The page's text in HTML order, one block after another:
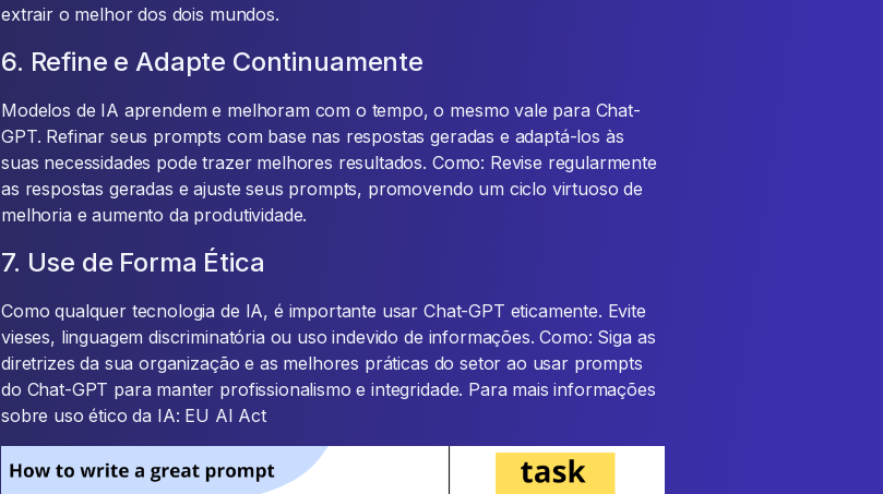
extrair o melhor dos dois mundos.
6. Refine e Adapte Continuamente
Modelos de IA aprendem e melhoram com o tempo, o mesmo vale para Chat-
GPT. Refinar seus prompts com base nas respostas geradas e adaptá-los às
suas necessidades pode trazer melhores resultados. Como: Revise regularmente
as respostas geradas e ajuste seus prompts, promovendo um ciclo virtuoso de
melhoria e aumento da produtividade.
7. Use de Forma Ética
Como qualquer tecnologia de IA, é importante usar Chat-GPT eticamente. Evite
vieses, linguagem discriminatória ou uso indevido de informações. Como: Siga as
diretrizes da sua organização e as melhores práticas do setor ao usar prompts
do Chat-GPT para manter profissionalismo e integridade. Para mais informações
sobre uso ético da IA: EU AI Act